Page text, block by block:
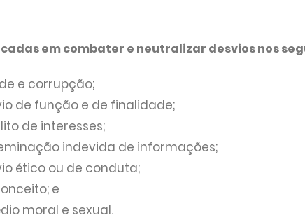
em combater e neutralizar desvios nos
e corrupção;
de função e de finalidade;
de interesses;
indevida de informações;
ético ou de conduta;
e
moral e sexual.